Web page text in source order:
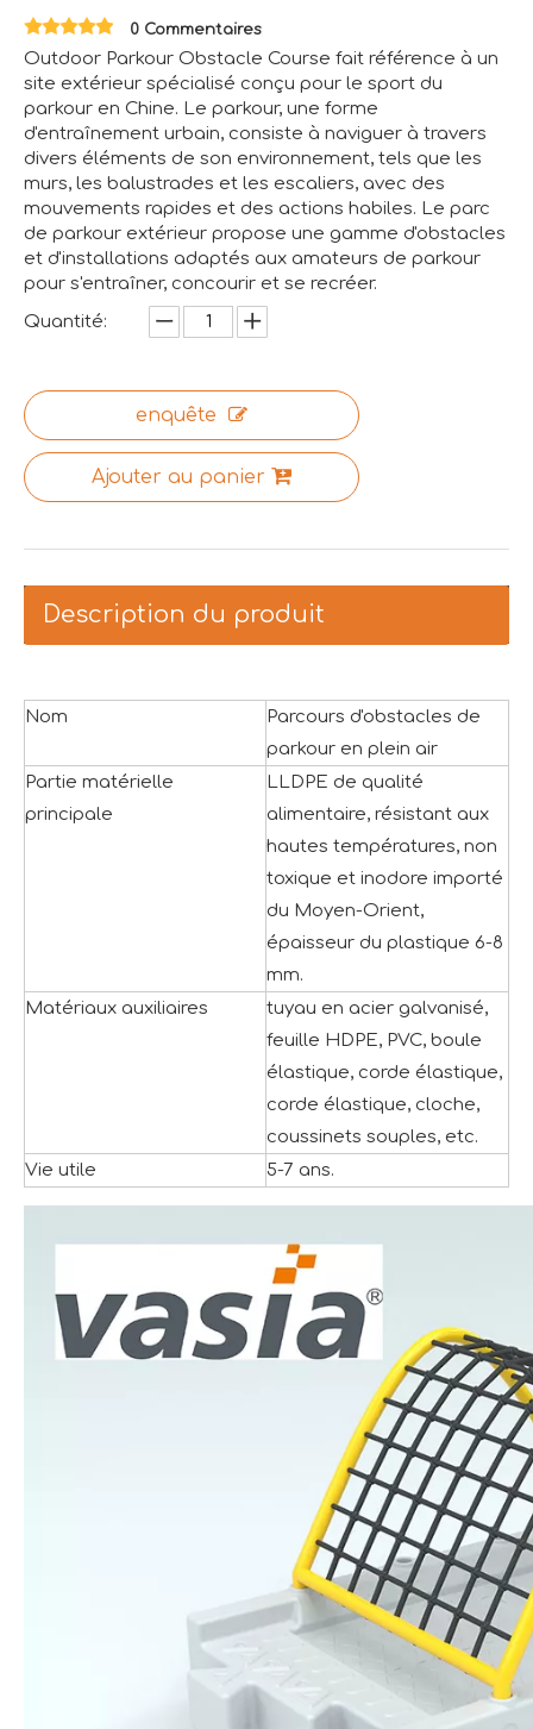
0 Commentaires
Outdoor Parkour Obstacle Course fait référence à un
site extérieur spécialisé conçu pour le sport du
parkour en Chine. Le parkour, une forme
d'entraînement urbain, consiste à naviguer à travers
divers éléments de son environnement, tels que les
murs, les balustrades et les escaliers, avec des
mouvements rapides et des actions habiles. Le parc
de parkour extérieur propose une gamme d'obstacles
et d'installations adaptés aux amateurs de parkour
pour s'entraîner, concourir et se recréer.
Quantité:
enquête
Ajouter au panier
Description du produit
Nom
Parcours d'obstacles de
parkour en plein air
Partie matérielle
principale
LLDPE de qualité
alimentaire, résistant aux
hautes températures, non
toxique et inodore importé
du Moyen-Orient,
épaisseur du plastique 6-8
mm.
Matériaux auxiliaires
tuyau en acier galvanisé,
feuille HDPE, PVC, boule
élastique, corde élastique,
corde élastique, cloche,
coussinets souples, etc.
Vie utile
5-7 ans.